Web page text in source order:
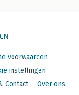
voorwaarden
instellingen
Contact Over ons